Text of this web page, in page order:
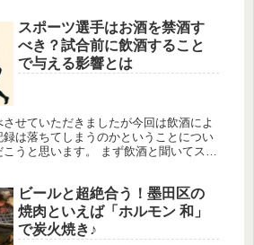
スポーツ選手はお酒を禁酒す
べき？試合前に飲酒すること
で与える影響とは
せていただきましたが今回は飲酒によ
は落ちてしまうのかということについ
うと思います。 まず飲酒と聞いてスポ
ビールと超絶合う！墨田区の
焼肉といえば「ホルモン 和」
で炭火焼き♪